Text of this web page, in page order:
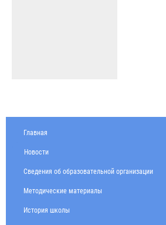
Главная
Новости
Сведения об образовательной организации
Методические материалы
История школы